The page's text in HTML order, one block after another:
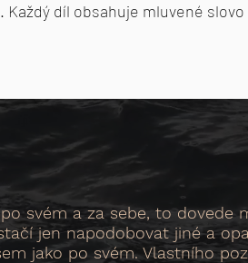
díl obsahuje mluvené
svém a za sebe, to dovede
jen napodobovat jiné a
jako po svém. Vlastního